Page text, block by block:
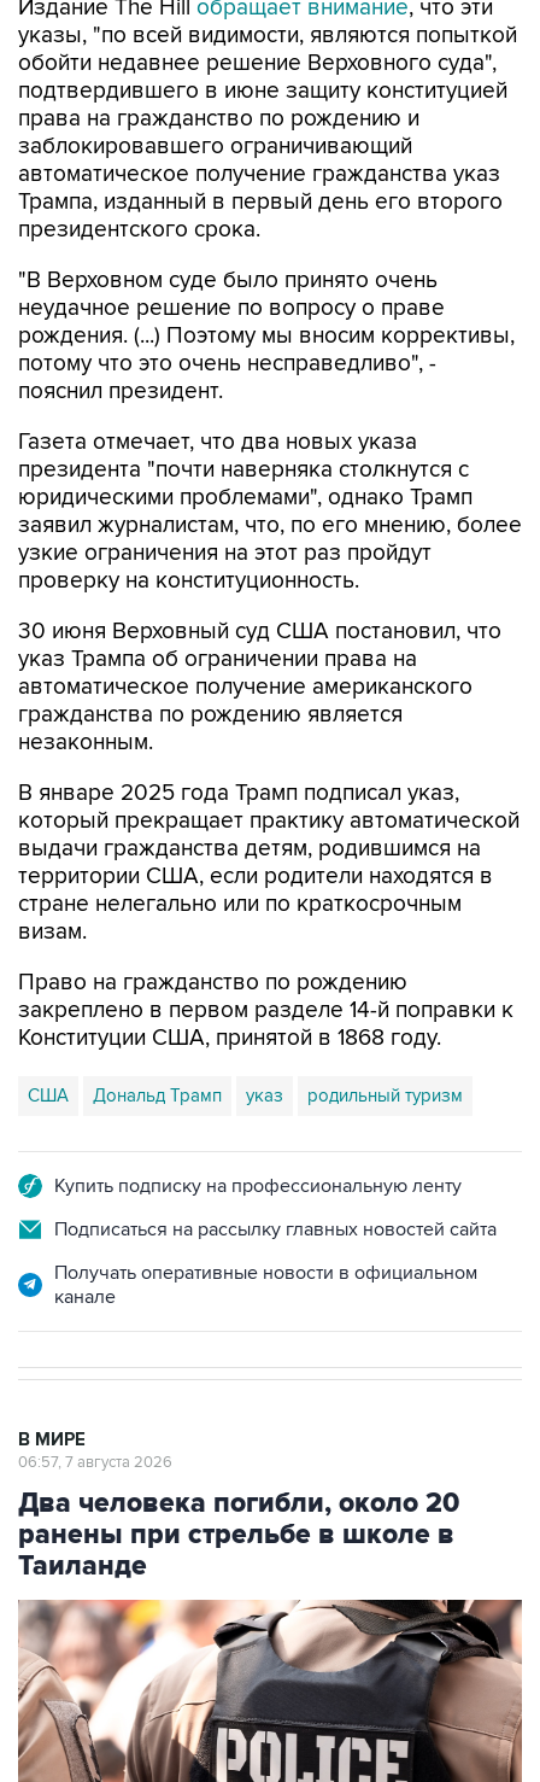
Издание The Hill обращает внимание, что эти
указы, "по всей видимости, являются попыткой
обойти недавнее решение Верховного суда",
подтвердившего в июне защиту конституцией
права на гражданство по рождению и
заблокировавшего ограничивающий
автоматическое получение гражданства указ
Трампа, изданный в первый день его второго
президентского срока.
"В Верховном суде было принято очень
неудачное решение по вопросу о праве
рождения. (...) Поэтому мы вносим коррективы,
потому что это очень несправедливо", -
пояснил президент.
Газета отмечает, что два новых указа
президента "почти наверняка столкнутся с
юридическими проблемами", однако Трамп
заявил журналистам, что, по его мнению, более
узкие ограничения на этот раз пройдут
проверку на конституционность.
30 июня Верховный суд США постановил, что
указ Трампа об ограничении права на
автоматическое получение американского
гражданства по рождению является
незаконным.
В январе 2025 года Трамп подписал указ,
который прекращает практику автоматической
выдачи гражданства детям, родившимся на
территории США, если родители находятся в
стране нелегально или по краткосрочным
визам.
Право на гражданство по рождению
закреплено в первом разделе 14-й поправки к
Конституции США, принятой в 1868 году.
США Дональд Трамп указ родильный туризм
Купить подписку на профессиональную ленту
Подписаться на рассылку главных новостей сайта
Получать оперативные новости в официальном
канале
В МИРЕ
06:57, 7 августа 2026
Два человека погибли, около 20
ранены при стрельбе в школе в
Таиланде